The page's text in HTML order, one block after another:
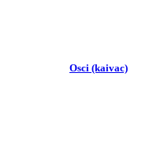
Osci (kaivac)